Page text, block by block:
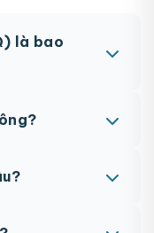
là bao
đơn hàng